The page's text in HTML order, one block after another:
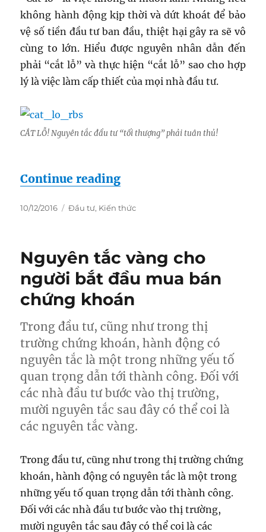
không hành động kịp thời và dứt khoát để bảo
vệ số tiền đầu tư ban đầu, thiệt hại gây ra sẽ vô
cùng to lớn. Hiểu được nguyên nhân dẫn đến
phải “cắt lỗ” và thực hiện “cắt lỗ” sao cho hợp
lý là việc làm cấp thiết của mọi nhà đầu tư.
CẮT LỖ! Nguyên tắc đầu tư “tối thượng” phải tuân thủ!
Continue reading“CẮT LỖ! Nguyên tắc
Posted
10/12/2016 Categories
Đầu tư, Kiến thức
Nguyên tắc vàng cho
người bắt đầu mua bán
chứng khoán
Trong đầu tư, cũng như trong thị
trường chứng khoán, hành động có
nguyên tắc là một trong những yếu tố
quan trọng dẫn tới thành công. Đối với
các nhà đầu tư bước vào thị trường,
mười nguyên tắc sau đây có thể coi là
các nguyên tắc vàng.
Trong đầu tư, cũng như trong thị trường chứng
khoán, hành động có nguyên tắc là một trong
những yếu tố quan trọng dẫn tới thành công.
Đối với các nhà đầu tư bước vào thị trường,
mười nguyên tắc sau đây có thể coi là các